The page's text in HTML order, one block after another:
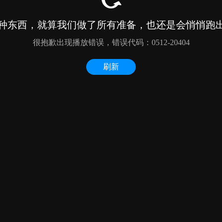
东西，就算我们做了所有准备，也还是会悄悄跑
很抱歉出现播放错误，错误代码：0512-20404
刷新